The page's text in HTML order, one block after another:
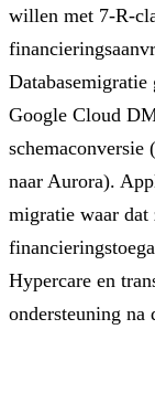
willen met 7-R-
Google Cloud
schemaconversie
naar Aurora).
migratie waar
Hypercare en
ondersteuning na